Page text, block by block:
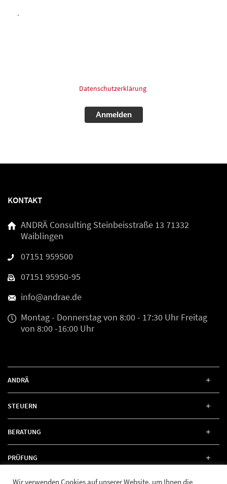
Datenschutzerklärung
KONTAKT
ANDRÄ Consulting Steinbeisstraße 13 71332
Waiblingen
07151 959500
07151 95950-95
info@andrae.de
Montag - Donnerstagvon 8:00 - 17:30 UhrFreitag
von 8:00 -16:00 Uhr
ANDRÄ
STEUERN
BERATUNG
PRÜFUNG
Wir verwenden Cookies auf unserer Website, um Ihnen die